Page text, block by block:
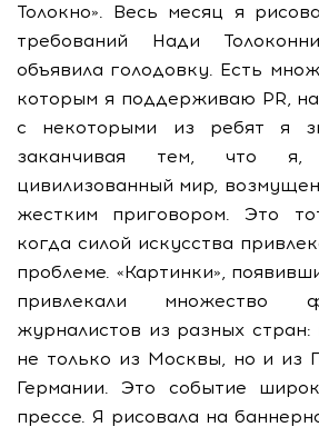
Толокно». Весь месяц я
требований Нади
объявила голодовку. Есть
которым я поддерживаю PR,
с некоторыми из ребят я
заканчивая тем, что
цивилизованный мир,
жестким приговором. Это
когда силой искусства
проблеме. «Картинки»,
привлекали множество
журналистов из разных
не только из Москвы, но и из
Германии. Это событие
прессе. Я рисовала на